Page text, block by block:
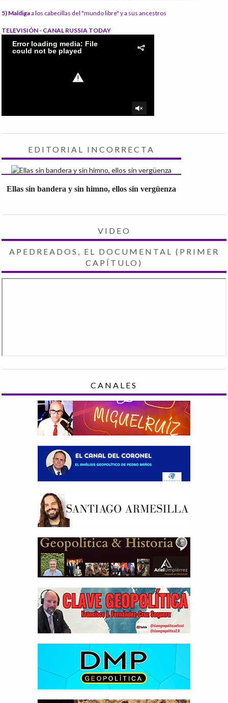
5) Maldigaa los cabecillas del "mundo libre" y a sus ancestros
TELEVISIÓN - CANAL RUSSIA TODAY
EDITORIAL INCORRECTA
Ellas sin bandera y sin himno, ellos sin vergüenza
VIDEO
APEDREADOS, EL DOCUMENTAL (PRIMER
CAPÍTULO)
CANALES